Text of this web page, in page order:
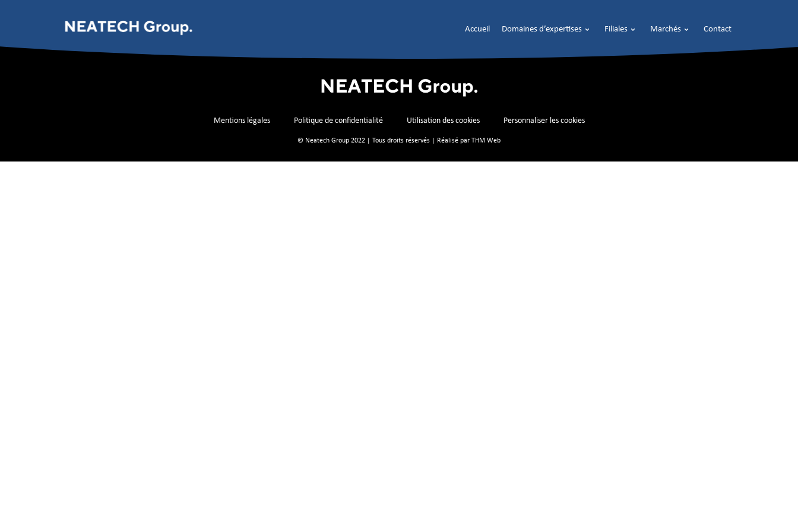
Accueil Domaines d’expertises Filiales Marchés Contact
Amogreentech
Mentions légales Politique de confidentialité Utilisation des cookies Personnaliser les cookies
© Neatech Group 2022 | Tous droits réservés | Réalisé par THM Web